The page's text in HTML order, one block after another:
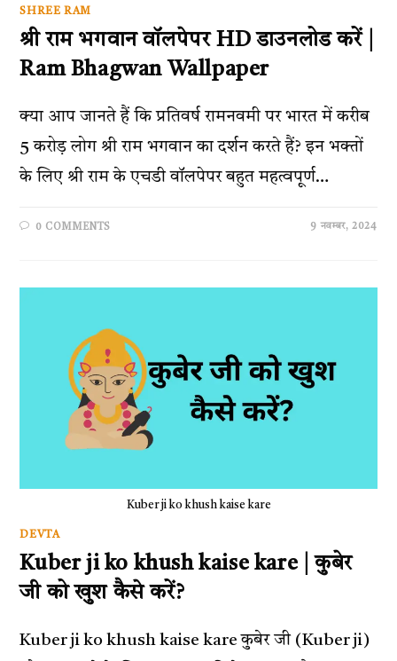
SHREE RAM
श्री राम भगवान वॉलपेपर HD डाउनलोड करें |
Ram Bhagwan Wallpaper
क्या आप जानते हैं कि प्रतिवर्ष रामनवमी पर भारत में करीब
5 करोड़ लोग श्री राम भगवान का दर्शन करते हैं? इन भक्तों
के लिए श्री राम के एचडी वॉलपेपर बहुत महत्वपूर्ण…
0 COMMENTS 9 नवम्बर, 2024
Kuber ji ko khush kaise kare
DEVTA
Kuber ji ko khush kaise kare | कुबेर
जी को खुश कैसे करें?
Kuber ji ko khush kaise kare कुबेर जी (Kuber ji)